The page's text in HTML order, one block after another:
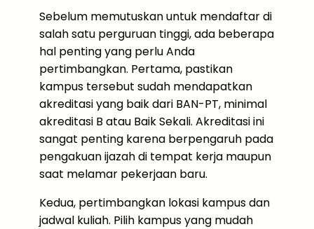
Sebelum memutuskan untuk mendaftar di
salah satu perguruan tinggi, ada beberapa
hal penting yang perlu Anda
pertimbangkan. Pertama, pastikan
kampus tersebut sudah mendapatkan
akreditasi yang baik dari BAN-PT, minimal
akreditasi B atau Baik Sekali. Akreditasi ini
sangat penting karena berpengaruh pada
pengakuan ijazah di tempat kerja maupun
saat melamar pekerjaan baru.
Kedua, pertimbangkan lokasi kampus dan
jadwal kuliah. Pilih kampus yang mudah